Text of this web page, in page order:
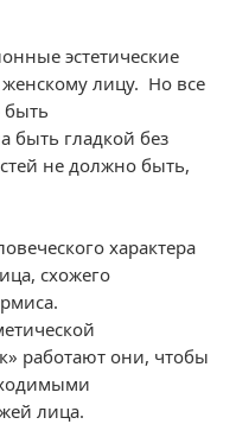
эстетические
лицу. Но все
быть
быть гладкой без
не должно быть,
характера
схожего
работают они, чтобы
лица.